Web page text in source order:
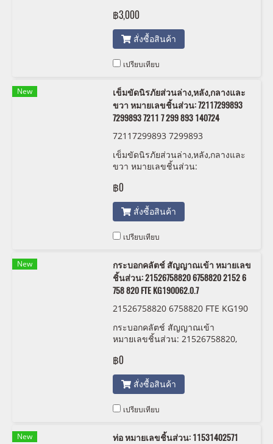
฿3,000
สั่งซื้อสินค้า
เปรียบเทียบ
New
เข็มขัดนิรภัยส่วนล่าง,หลัง,กลางและ
ขวา หมายเลขชิ้นส่วน: 72117299893
7299893 7211 7 299 893 140724
72117299893 7299893
เข็มขัดนิรภัยส่วนล่าง,หลัง,กลางและ
ขวา หมายเลขชิ้นส่วน:
299 893 , 140724
฿0
สั่งซื้อสินค้า
เปรียบเทียบ
New
กระบอกคลัตช์ สัญญาณเข้า หมายเลข
ชิ้นส่วน: 21526758820 6758820 2152 6
758 820 FTE KG190062.0.7
21526758820 6758820 FTE KG190
กระบอกคลัตช์ สัญญาณเข้า
หมายเลขชิ้นส่วน: 21526758820,
KG190062.0.7
฿0
สั่งซื้อสินค้า
เปรียบเทียบ
New
ท่อ หมายเลขชิ้นส่วน: 11531402571